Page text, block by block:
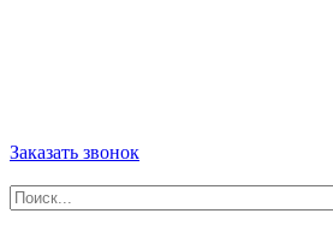
Заказать звонок